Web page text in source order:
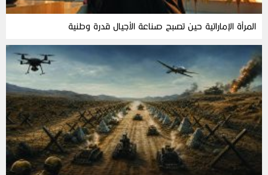
المرأة‭ ‬الإماراتية‭ ‬حين‭ ‬تصبح‭ ‬صناعة‭ ‬الأجيال‭ ‬قدرة‭ ‬وطنية